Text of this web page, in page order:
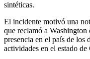
sintéticas.
El incidente motivó una
que reclamó a
presencia en el país de los
actividades en el estado